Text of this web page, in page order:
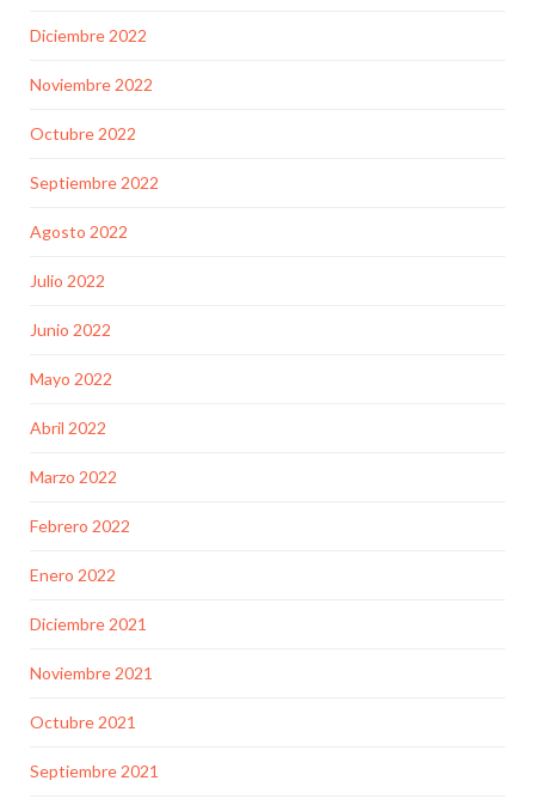
Diciembre 2022
Noviembre 2022
Octubre 2022
Septiembre 2022
Agosto 2022
Julio 2022
Junio 2022
Mayo 2022
Abril 2022
Marzo 2022
Febrero 2022
Enero 2022
Diciembre 2021
Noviembre 2021
Octubre 2021
Septiembre 2021